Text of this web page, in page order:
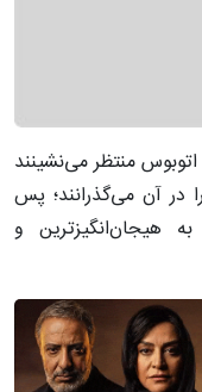
اتوبوس منتظر می‌نشینند
در آن می‌گذرانند؛ پس
هیجان‌انگیزترین و